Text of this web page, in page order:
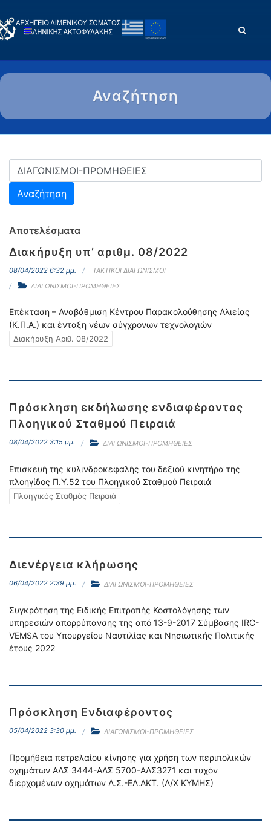
Αναζήτηση
Αποτελέσματα
Διακήρυξη υπ’ αριθμ. 08/2022
08/04/2022 6:32 μμ.
ΤΑΚΤΙΚΟΙ ΔΙΑΓΩΝΙΣΜΟΙ
ΔΙΑΓΩΝΙΣΜΟΙ-ΠΡΟΜΗΘΕΙΕΣ
Επέκταση – Αναβάθμιση Κέντρου Παρακολούθησης Αλιείας
(Κ.Π.Α.) και ένταξη νέων σύγχρονων τεχνολογιών
Διακήρυξη Αριθ. 08/2022
Πρόσκληση εκδήλωσης ενδιαφέροντος
Πλοηγικού Σταθμού Πειραιά
08/04/2022 3:15 μμ. ΔΙΑΓΩΝΙΣΜΟΙ-ΠΡΟΜΗΘΕΙΕΣ
Επισκευή της κυλινδροκεφαλής του δεξιού κινητήρα της
πλοηγίδος Π.Υ.52 του Πλοηγικού Σταθμού Πειραιά
Πλοηγικός Σταθμός Πειραιά
Διενέργεια κλήρωσης
06/04/2022 2:39 μμ. ΔΙΑΓΩΝΙΣΜΟΙ-ΠΡΟΜΗΘΕΙΕΣ
Συγκρότηση της Ειδικής Επιτροπής Κοστολόγησης των
υπηρεσιών απορρύπανσης της από 13-9-2017 Σύμβασης IRC-
VEMSA του Υπουργείου Ναυτιλίας και Νησιωτικής Πολιτικής
έτους 2022
Πρόσκληση Ενδιαφέροντος
05/04/2022 3:30 μμ. ΔΙΑΓΩΝΙΣΜΟΙ-ΠΡΟΜΗΘΕΙΕΣ
Προμήθεια πετρελαίου κίνησης για χρήση των περιπολικών
οχημάτων ΑΛΣ 3444-ΑΛΣ 5700-ΑΛΣ3271 και τυχόν
διερχομένων οχημάτων Λ.Σ.-ΕΛ.ΑΚΤ. (Λ/Χ ΚΥΜΗΣ)